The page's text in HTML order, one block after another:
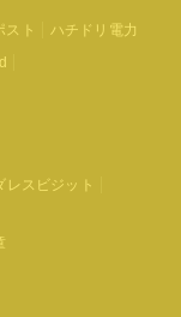
スト ハチドリ電力
レスビジット